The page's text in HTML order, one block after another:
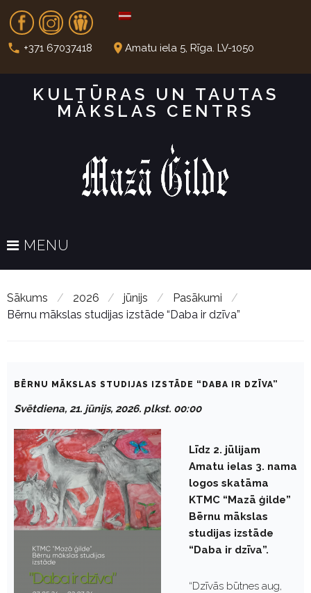
t
Fb In Dr
call +371 67037418 place Amatu iela 5, Rīga. LV-1050
KULTŪRAS UN TAUTAS
MĀKSLAS CENTRS
MENU
Sākums / 2026 / jūnijs / Pasākumi
/
Bērnu mākslas studijas izstāde “Daba ir dzīva”
BĒRNU MĀKSLAS STUDIJAS IZSTĀDE “DABA IR DZĪVA”
Svētdiena, 21. jūnijs, 2026. plkst. 00:00
Līdz 2. jūlijam
Amatu ielas 3. nama
logos skatāma
KTMC “Mazā ģilde”
Bērnu mākslas
studijas izstāde
“Daba ir dzīva”.
“Dzīvās būtnes aug,